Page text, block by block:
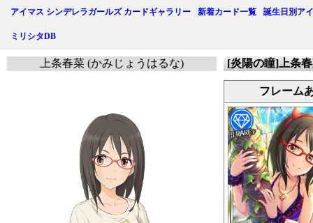
アイマス シンデレラガールズ カードギャラリー 新着カード一覧 誕生日別ア
ミリシタDB
[炎陽の瞳]上条
フレーム
上条春菜 (かみじょうはるな)